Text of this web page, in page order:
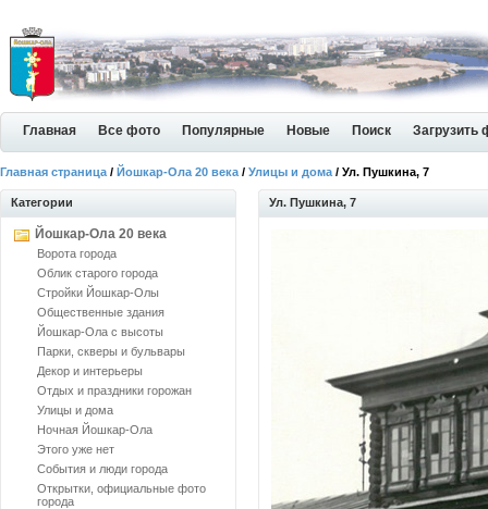
Главная Все фото Популярные Новые Поиск Загрузить
Главная страница / Йошкар-Ола 20 века / Улицы и дома / Ул. Пушкина, 7
Категории
Йошкар-Ола 20 века
Ворота города
Облик старого города
Стройки Йошкар-Олы
Общественные здания
Йошкар-Ола с высоты
Парки, скверы и бульвары
Декор и интерьеры
Отдых и праздники горожан
Улицы и дома
Ночная Йошкар-Ола
Этого уже нет
События и люди города
Открытки, официальные фото
города
Ул. Пушкина, 7